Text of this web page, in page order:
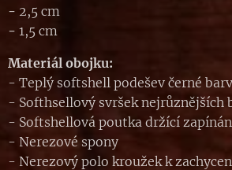
- 2,5 cm
- 1,5 cm
Materiál obojku:
- Teplý softshell podešev černé
- Softhsellový svršek nejrůznějších
- Softshellová poutka držící
- Nerezové spony
- Nerezový polo kroužek k